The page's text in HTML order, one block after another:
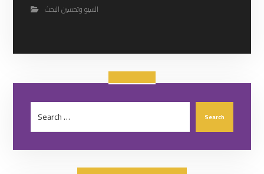
السيو وتحسين البحث